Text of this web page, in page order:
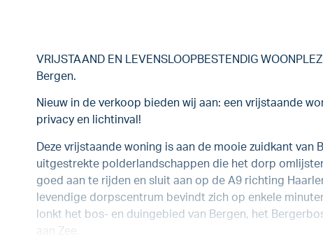
VRIJSTAAND EN LEVENSLOOPBESTENDIG
Bergen.
Nieuw in de verkoop bieden wij aan: een vrijstaande
privacy en lichtinval!
Deze vrijstaande woning is aan de mooie zuidkant van
uitgestrekte polderlandschappen die het dorp
goed aan te rijden en sluit aan op de A9 richting
levendige dorpscentrum bevindt zich op enkele
lonkt het bos- en duingebied van Bergen, het
aan Zee.